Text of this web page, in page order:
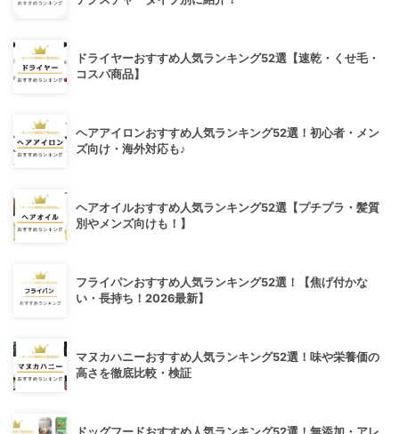
ドライヤーおすすめ人気ランキング52選【速乾・くせ毛・
コスパ商品】
ヘアアイロンおすすめ人気ランキング52選！初心者・メン
ズ向け・海外対応も♪
ヘアオイルおすすめ人気ランキング52選【プチプラ・髪質
別やメンズ向けも！】
フライパンおすすめ人気ランキング52選！【焦げ付かな
い・長持ち！2026最新】
マヌカハニーおすすめ人気ランキング52選！味や栄養価の
高さを徹底比較・検証